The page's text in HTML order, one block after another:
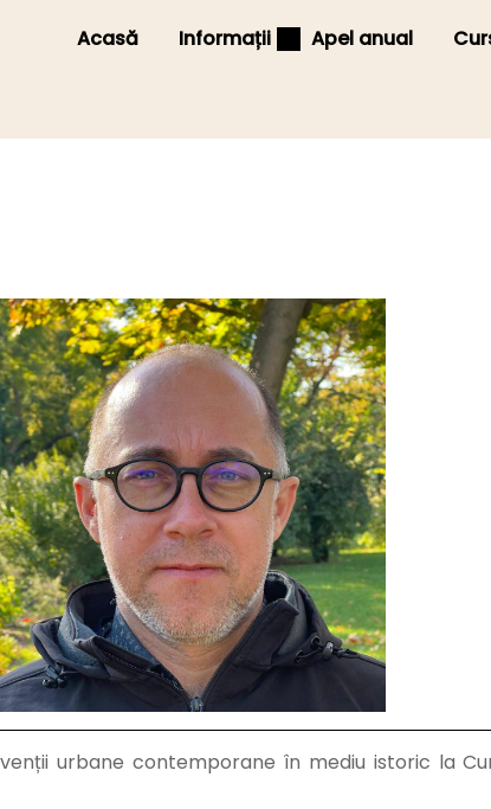
Acasă Informații Apel anual
urbane contemporane în mediu istoric la